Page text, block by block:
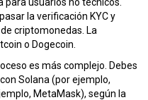
para usuarios no técnicos.
la verificación KYC y
de criptomonedas. La
o Dogecoin.
es más complejo. Debes
Solana (por ejemplo,
MetaMask), según la